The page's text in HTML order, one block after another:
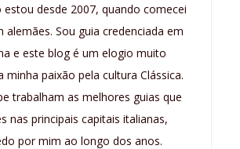
estou desde 2007, quando comecei
alemães. Sou guia credenciada em
e este blog é um elogio muito
minha paixão pela cultura Clássica.
trabalham as melhores guias que
nas principais capitais italianas,
por mim ao longo dos anos.